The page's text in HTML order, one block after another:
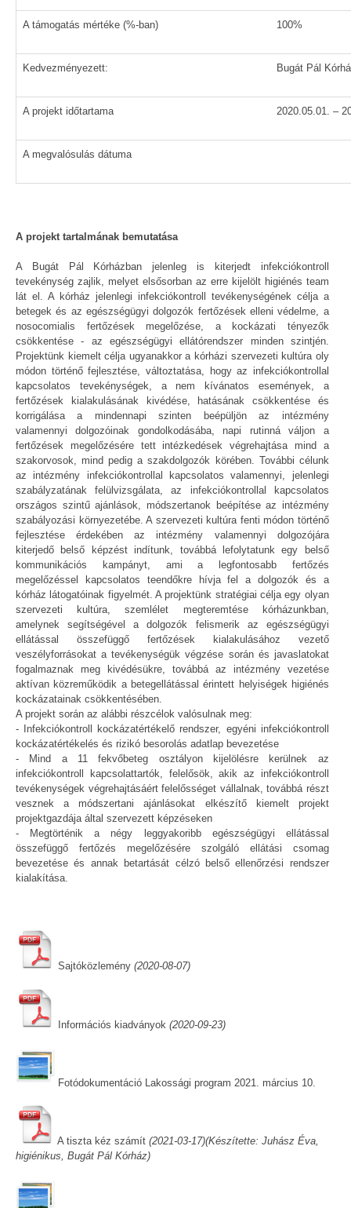
A támogatás mértéke (%-ban) 100%
Kedvezményezett: Bugát Pál
A projekt időtartama 2020.05.01. –
A megvalósulás dátuma
A projekt tartalmának bemutatása
A Bugát Pál Kórházban jelenleg is kiterjedt infekciókontroll
tevekénység zajlik, melyet elsősorban az erre kijelölt higiénés team
lát el. A kórház jelenlegi infekciókontroll tevékenységének célja a
betegek és az egészségügyi dolgozók fertőzések elleni védelme, a
nosocomialis fertőzések megelőzése, a kockázati tényezők
csökkentése - az egészségügyi ellátórendszer minden szintjén.
Projektünk kiemelt célja ugyanakkor a kórházi szervezeti kultúra oly
módon történő fejlesztése, változtatása, hogy az infekciókontrollal
kapcsolatos tevekénységek, a nem kívánatos események, a
fertőzések kialakulásának kivédése, hatásának csökkentése és
korrigálása a mindennapi szinten beépüljön az intézmény
valamennyi dolgozóinak gondolkodásába, napi rutinná váljon a
fertőzések megelőzésére tett intézkedések végrehajtása mind a
szakorvosok, mind pedig a szakdolgozók körében. További célunk
az intézmény infekciókontrollal kapcsolatos valamennyi, jelenlegi
szabályzatának felülvizsgálata, az infekciókontrollal kapcsolatos
országos szintű ajánlások, módszertanok beépítése az intézmény
szabályozási környezetébe. A szervezeti kultúra fenti módon történő
fejlesztése érdekében az intézmény valamennyi dolgozójára
kiterjedő belső képzést indítunk, továbbá lefolytatunk egy belső
kommunikációs kampányt, ami a legfontosabb fertőzés
megelőzéssel kapcsolatos teendőkre hívja fel a dolgozók és a
kórház látogatóinak figyelmét. A projektünk stratégiai célja egy olyan
szervezeti kultúra, szemlélet megteremtése kórházunkban,
amelynek segítségével a dolgozók felismerik az egészségügyi
ellátással összefüggő fertőzések kialakulásához vezető
veszélyforrásokat a tevékenységük végzése során és javaslatokat
fogalmaznak meg kivédésükre, továbbá az intézmény vezetése
aktívan közreműködik a betegellátással érintett helyiségek higiénés
kockázatainak csökkentésében.
A projekt során az alábbi részcélok valósulnak meg:
- Infekciókontroll kockázatértékelő rendszer, egyéni infekciókontroll
kockázatértékelés és rizikó besorolás adatlap bevezetése
- Mind a 11 fekvőbeteg osztályon kijelölésre kerülnek az
infekciókontroll kapcsolattartók, felelősök, akik az infekciókontroll
tevékenységek végrehajtásáért felelősséget vállalnak, továbbá részt
vesznek a módszertani ajánlásokat elkészítő kiemelt projekt
projektgazdája által szervezett képzéseken
- Megtörténik a négy leggyakoribb egészségügyi ellátással
összefüggő fertőzés megelőzésére szolgáló ellátási csomag
bevezetése és annak betartását célzó belső ellenőrzési rendszer
kialakítása.
Sajtóközlemény (2020-08-07)
Információs kiadványok (2020-09-23)
Fotódokumentáció Lakossági program 2021. március 10.
A tiszta kéz számít (2021-03-17)(Készítette: Juhász Éva,
higiénikus, Bugát Pál Kórház)